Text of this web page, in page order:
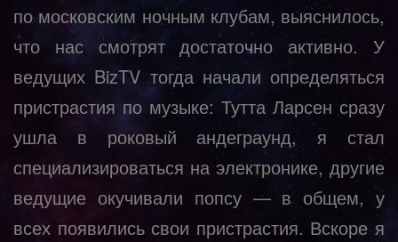
по московским ночным клубам, выяснилось,
что нас смотрят достаточно активно. У
ведущих BizTV тогда начали определяться
пристрастия по музыке: Тутта Ларсен сразу
ушла в роковый андеграунд, я стал
специализироваться на электронике, другие
ведущие окучивали попсу — в общем, у
всех появились свои пристрастия. Вскоре я